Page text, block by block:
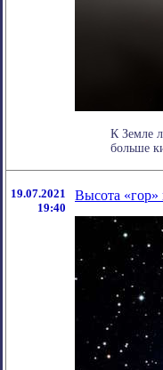
К Земле
больше
19.07.2021
19:40
Высота «гор»